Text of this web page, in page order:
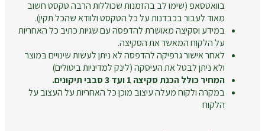
בוואטסאפ (שימו לב בהזמנות שכוללות הרבה טקסט חשוב
מאוד לעבור בכבדנות על כל הטקסט ולוודא שהכל תקין).
במידע וסקיצה מאושרת להדפסה עם שגיות כתיב כל האחריות
על הלקוח המאשר את הסקיצה.
לאחר אישור גרפיקה להדפסה לא ניתן לעשות שינויים במוצר
ולא ניתן לבטל את העיסקה (לינק למדיניות ביטולים)
המחיר כולל הכנת סקיצה 1 ועד 3 סבבי תיקונים.
במקרה ולקוח מעלה עיצוב מוכן כל האחריות על העצוב על
הלקוח